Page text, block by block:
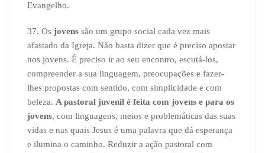
Evangelho.
37. Os jovens são um grupo social cada vez mais
afastado da Igreja. Não basta dizer que é preciso apostar
nos jovens. É preciso ir ao seu encontro, escutá-los,
compreender a sua linguagem, preocupações e fazer-
lhes propostas com sentido, com simplicidade e com
beleza. A pastoral juvenil é feita com jovens e para os
jovens, com linguagens, meios e problemáticas das suas
vidas e nas quais Jesus é uma palavra que dá esperança
e ilumina o caminho. Reduzir a ação pastoral com